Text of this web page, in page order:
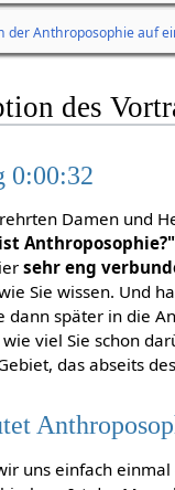
der Anthroposophie auf
des
0:00:32
Damen und
Anthroposophie?"
sehr eng
Sie wissen. Und
dann später in die
viel Sie schon
das abseits
uns einfach